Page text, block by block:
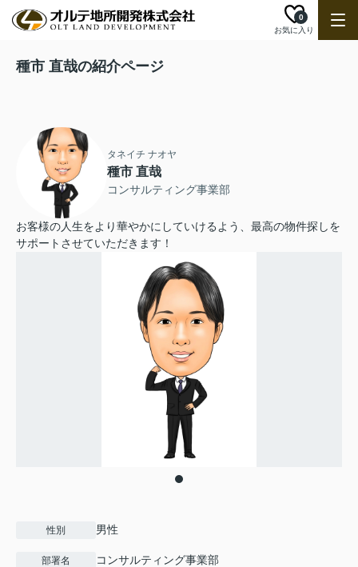
お気に入り
0
種市 直哉の紹介ページ
タネイチ ナオヤ
種市 直哉
コンサルティング事業部
お客様の人生をより華やかにしていけるよう、最高の物件探しを
サポートさせていただきます！
性別 男性
部署名 コンサルティング事業部